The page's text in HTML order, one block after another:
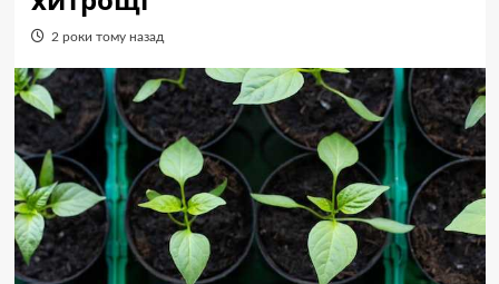
2 роки тому назад